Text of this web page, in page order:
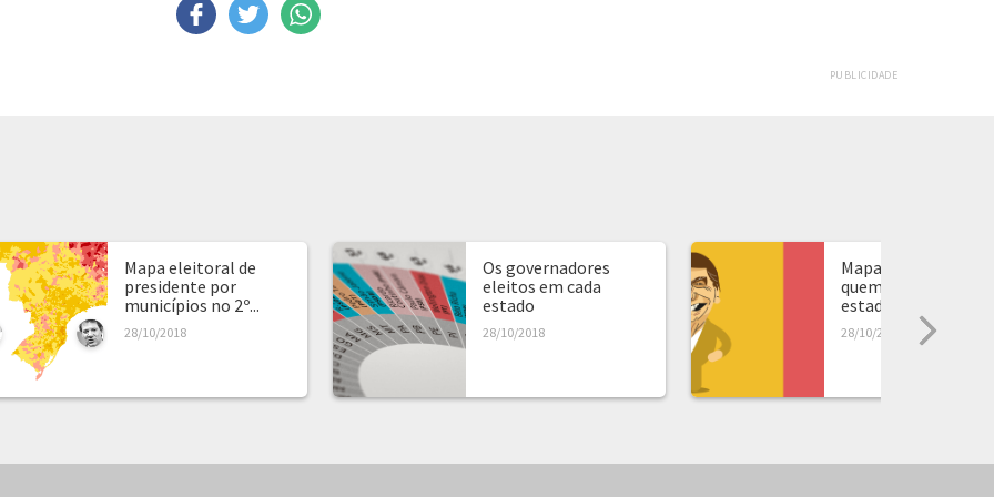
PUBLICIDADE
Mapa eleitoral de
presidente por
municípios no 2º...
28/10/2018
Os governadores
eleitos em cada
estado
28/10/2018
Mapa de presidente:
quem ganhou em
estado...
28/10/2018